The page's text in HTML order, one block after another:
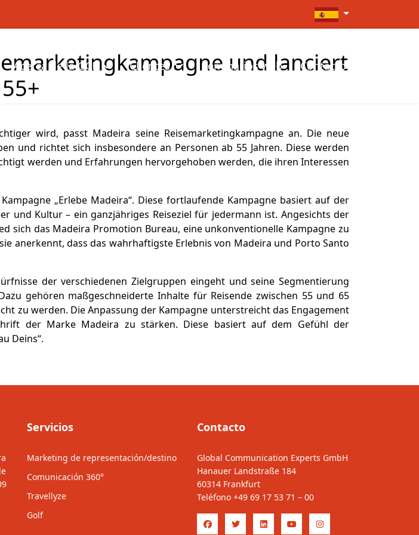
Seleccione su idioma
Acerca de la GCE Clientes Seminarios web Contacto
und lanciert
wird, passt Madeira seine Reisemarketingkampagne an. Die neue
und richtet sich insbesondere an Personen ab 55 Jahren. Diese werden
werden und Erfahrungen hervorgehoben werden, die ihren Interessen
„Erlebe Madeira“. Diese fortlaufende Kampagne basiert auf der
und Kultur – ein ganzjähriges Reiseziel für jedermann ist. Angesichts der
sich das Madeira Promotion Bureau, eine unkonventionelle Kampagne zu
anerkennt, dass das wahrhaftigste Erlebnis von Madeira und Porto Santo
der verschiedenen Zielgruppen eingeht und seine Segmentierung
gehören maßgeschneiderte Inhalte für Reisende zwischen 55 und 65
zu werden. Die Anpassung der Kampagne unterstreicht das Engagement
der Marke Madeira zu stärken. Diese basiert auf dem Gefühl der
Deins“.
Servicios
Marketing de representación/destino
Comunicación 360°
Travellyze
Golf
Contacto
Global Communication Experts GmbH
Hanauer Landstraße 184
60314 Frankfurt
Teléfono +49 69 17 53 71 – 00